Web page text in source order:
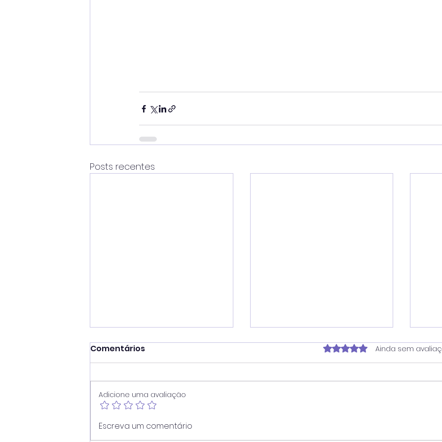
Posts recentes
Vereador Juninho Dias
propõe programa que
propõe ampliação do
Comentários Avaliado com 0 de 5
Ainda sem
Adicione uma avaliação
Escreva um comentário